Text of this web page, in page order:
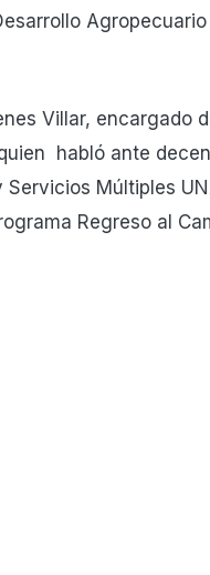
Villar, encargado
habló ante
Múltiples
Regreso al